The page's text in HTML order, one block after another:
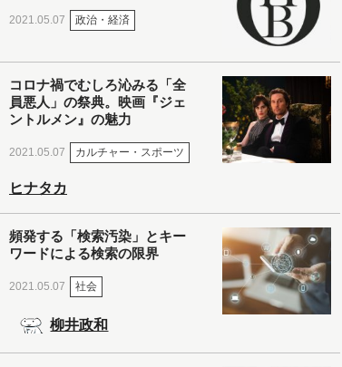
2021.05.07 政治・経済
コロナ禍でむしろ沁みる「全
員悪人」の祭典。映画『ジェ
ントルメン』の魅力
2021.05.07 カルチャー・スポーツ
ヒナタカ
頻発する「検索汚染」とキー
ワードによる検索の限界
2021.05.07 社会
柳井政和